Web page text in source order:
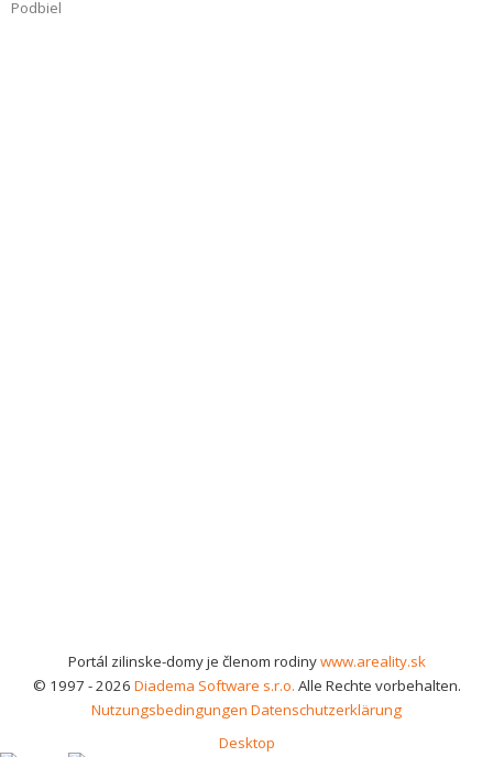
Podbiel
Portál zilinske-domy je členom rodinywww.areality.sk
© 1997 - 2026 Diadema Software s.r.o. Alle Rechte vorbehalten.
Nutzungsbedingungen Datenschutzerklärung
Desktop